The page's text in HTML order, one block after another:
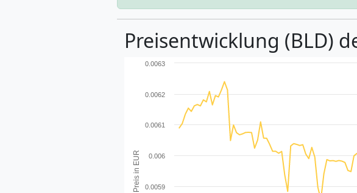
Preisentwicklung (BLD)
Preis in EUR 0.0059
0.006
0.0061
0.0062
0.0063